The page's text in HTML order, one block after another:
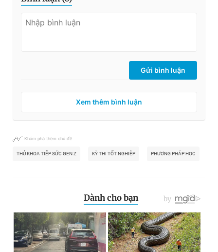
Gửi bình luận
Xem thêm bình luận
Khám phá thêm chủ đề
THỦ KHOA TIẾP SỨC GEN Z KỲ THI TỐT NGHIỆP PHƯƠNG PHÁP HỌC